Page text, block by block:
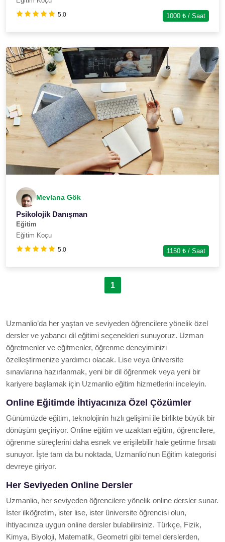
5.0 1000 ₺ / Saat
Mevlana Gök
Psikolojik Danışman
Eğitim
Eğitim Koçu
5.0 1150 ₺ / Saat
1
Uzmanlio’da her yaştan ve seviyeden öğrencilere yönelik özel
dersler ve yabancı dil eğitimi seçenekleri sunuyoruz. Uzman
öğretmenler ve eğitmenler, öğrenme deneyiminizi
özelleştirmenize yardımcı olacak. Lise veya üniversite
sınavlarına hazırlanmak, yeni bir dil öğrenmek veya yeni bir
kariyere başlamak için Uzmanlio eğitim hizmetlerini inceleyin.
Online Eğitimde İhtiyacınıza Özel Çözümler
Günümüzde eğitim, teknolojinin hızlı gelişimi ile birlikte büyük bir
dönüşüm geçiriyor. Online eğitim ve uzaktan eğitim, öğrencilere,
öğrenme süreçlerini daha esnek ve erişilebilir hale getirme fırsatı
sunuyor. İşte tam da bu noktada, Uzmanlio'nun Eğitim kategorisi
devreye giriyor.
Her Seviyeden Online Dersler
Uzmanlio, her seviyeden öğrencilere yönelik online dersler sunar.
İster ilköğretim, ister lise, ister üniversite öğrencisi olun,
ihtiyacınıza uygun online dersler bulabilirsiniz. Türkçe, Fizik,
Kimya, Biyoloji, Matematik, Geometri gibi temel derslerden,